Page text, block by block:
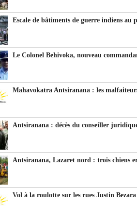
Escale de bâtiments de guerre indiens au
Le Colonel Behivoka, nouveau
Mahavokatra Antsiranana : les
Antsiranana : décès du conseiller
Antsiranana, Lazaret nord : trois chiens
Vol à la roulotte sur les rues Justin